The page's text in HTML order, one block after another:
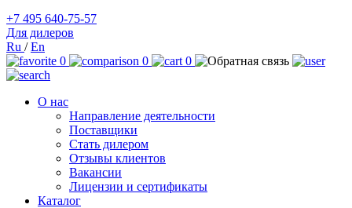
+7 495 640-75-57
Для дилеров
Ru /En
0
0 0
О нас
Направление деятельности
Поставщики
Стать дилером
Отзывы клиентов
Вакансии
Лицензии и сертификаты
Каталог